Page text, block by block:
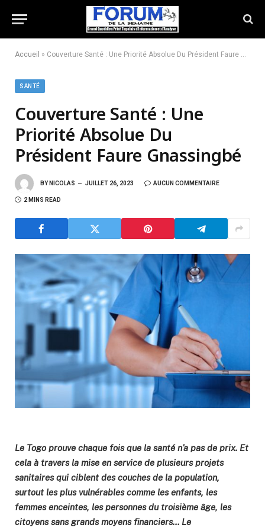
Accueil » Couverture Santé : Une Priorité Absolue Du Président Faure Gnassingbé
SANTÉ
Couverture Santé : Une
Priorité Absolue Du
Président Faure Gnassingbé
BY NICOLAS JUILLET 26, 2023 AUCUN COMMENTAIRE
2 MINS READ
Le Togo prouve chaque fois que la santé n’a pas de prix. Et
cela à travers la mise en service de plusieurs projets
sanitaires qui ciblent des couches de la population,
surtout les plus vulnérables comme les enfants, les
femmes enceintes, les personnes du troisième âge, les
citoyens sans grands moyens financiers… Le